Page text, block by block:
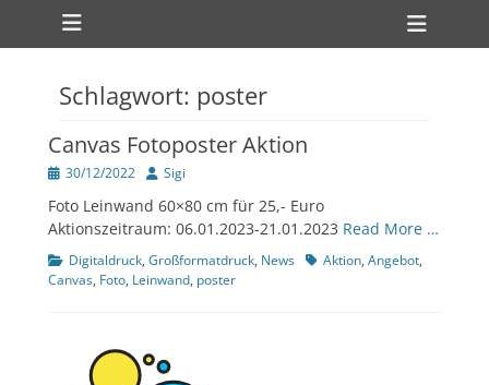
zum
Inhalt
Primärmenü
Schlagwort: poster
Canvas Fotoposter Aktion
Veröffentlicht
30/12/2022 Author
Sigi
Foto Leinwand 60×80 cm für 25,- Euro
Aktionszeitraum: 06.01.2023-21.01.2023 Read More …
Kategorien
Digitaldruck, Großformatdruck, News TagsAktion, Angebot,
Canvas, Foto, Leinwand, poster